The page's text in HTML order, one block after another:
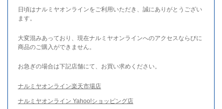
日頃はナルミヤオンラインをご利用いただき、誠にありがとうござい
ます。
大変混みあっており、現在ナルミヤオンラインへのアクセスならびに
商品のご購入ができません。
お急ぎの場合は下記店舗にて、お買い求めください。
ナルミヤオンライン楽天市場店
ナルミヤオンライン Yahoo!ショッピング店